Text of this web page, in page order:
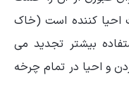
احیا کننده است (خاک
بیشتر تجدید می
و احیا در تمام چرخه